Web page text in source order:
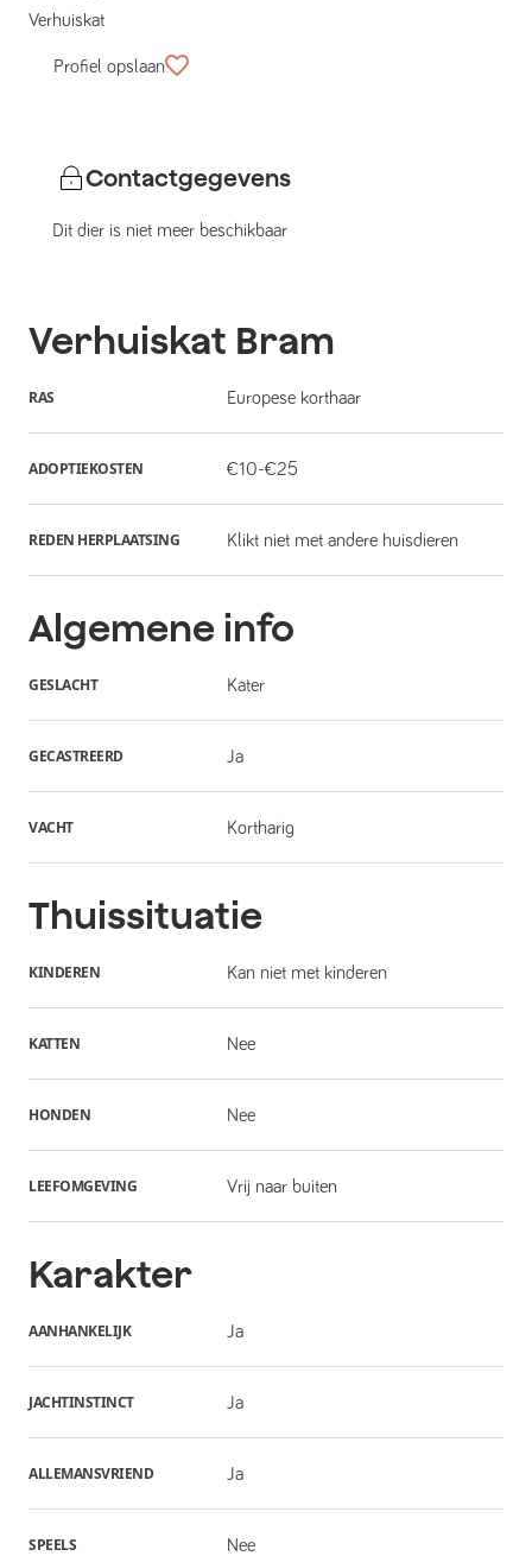
Verhuiskat
Profiel opslaan
Contactgegevens
Dit dier is niet meer beschikbaar
Verhuiskat Bram
RAS Europese korthaar
ADOPTIEKOSTEN €10-€25
REDEN HERPLAATSING Klikt niet met andere huisdieren
Algemene info
GESLACHT Kater
GECASTREERD Ja
VACHT Kortharig
Thuissituatie
KINDEREN Kan niet met kinderen
KATTEN Nee
HONDEN Nee
LEEFOMGEVING Vrij naar buiten
Karakter
AANHANKELIJK Ja
JACHTINSTINCT Ja
ALLEMANSVRIEND Ja
SPEELS Nee